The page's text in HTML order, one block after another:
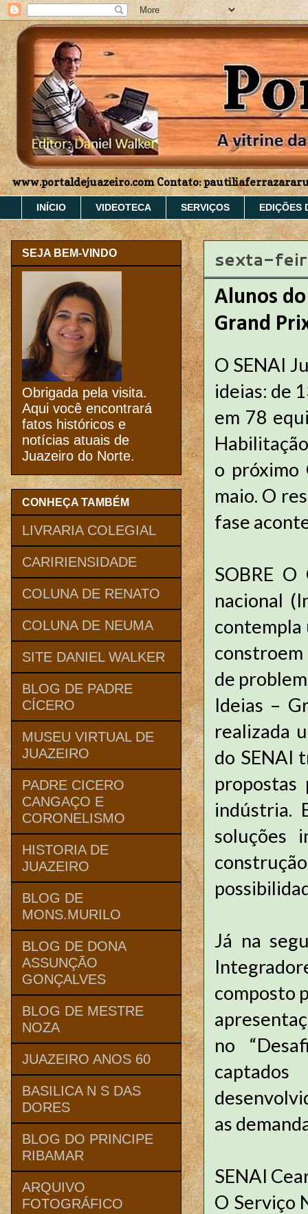
www.portaldejuazeiro.com Contato:
INÍCIO VIDEOTECA SERVIÇOS EDIÇÕES
sexta-
Alunos
Grand
O SENAI
ideias: de
em 78
o próximo
maio. O
fase
SOBRE
nacional
contempla
de
Ideias –
realizada
do SENAI
propostas
indústria.
soluções
Já na
composto
no
as
SENAI
O Serviço
SEJA BEM-VINDO
Obrigada pela visita.
Aqui você encontrará
fatos históricos e
notícias atuais de
Juazeiro do Norte.
CONHEÇA TAMBÉM
LIVRARIA COLEGIAL
CARIRIENSIDADE
COLUNA DE RENATO
COLUNA DE NEUMA
SITE DANIEL WALKER
BLOG DE PADRE
CÍCERO
MUSEU VIRTUAL DE
JUAZEIRO
PADRE CICERO
CANGAÇO E
CORONELISMO
HISTORIA DE
JUAZEIRO
BLOG DE
MONS.MURILO
BLOG DE DONA
ASSUNÇÃO
GONÇALVES
BLOG DE MESTRE
NOZA
JUAZEIRO ANOS 60
BASILICA N S DAS
DORES
BLOG DO PRINCIPE
RIBAMAR
ARQUIVO
FOTOGRÁFICO